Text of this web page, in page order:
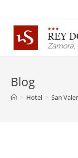
Blog
> Hotel > San